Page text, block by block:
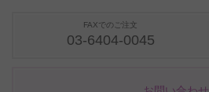
FAXでのご注文
03-6404-0045